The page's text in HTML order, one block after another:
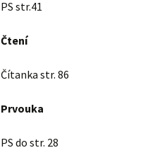
PS str.41
Čtení
Čítanka str. 86
Prvouka
PS do str. 28